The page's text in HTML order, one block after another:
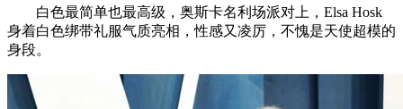
白色最简单也最高级，奥斯卡名利场派对上，Elsa Hosk
身着白色绑带礼服气质亮相，性感又凌厉，不愧是天使超模的
身段。